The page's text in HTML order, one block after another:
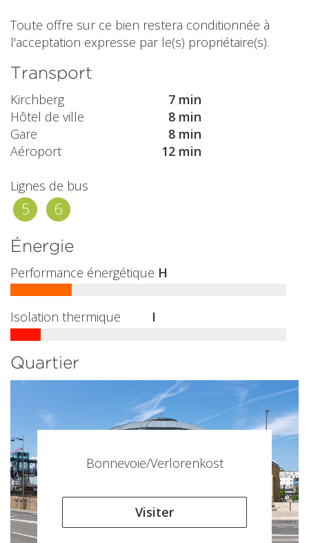
Toute offre sur ce bien restera conditionnée à
l'acceptation expresse par le(s) propriétaire(s).
Transport
Kirchberg
7 min
Hôtel de ville
8 min
Gare
8 min
Aéroport
12 min
Lignes de bus
5 6
Énergie
Performance énergétique H
Isolation thermique I
Quartier
Bonnevoie/Verlorenkost
Visiter